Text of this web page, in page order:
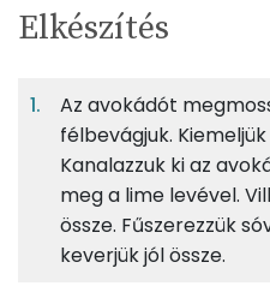
Egy
adagban
4%
Fehérje
63g avokádó
5glimelé
TÁPANYAGTARTALOM
Egy
adagban
3
4%
Fehérje
8%
Szénhidrát
TOP ásványi anyagok
Elkészítés
Az avokádót
félbevágjuk.
Kanalazzuk ki az
meg a lime levével.
össze. Fűszerezzük
keverjük jól össze.